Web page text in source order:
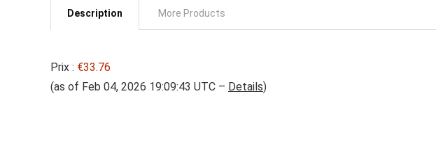
Description More Products
Prix : €33.76
(as of Feb 04, 2026 19:09:43 UTC – Details)